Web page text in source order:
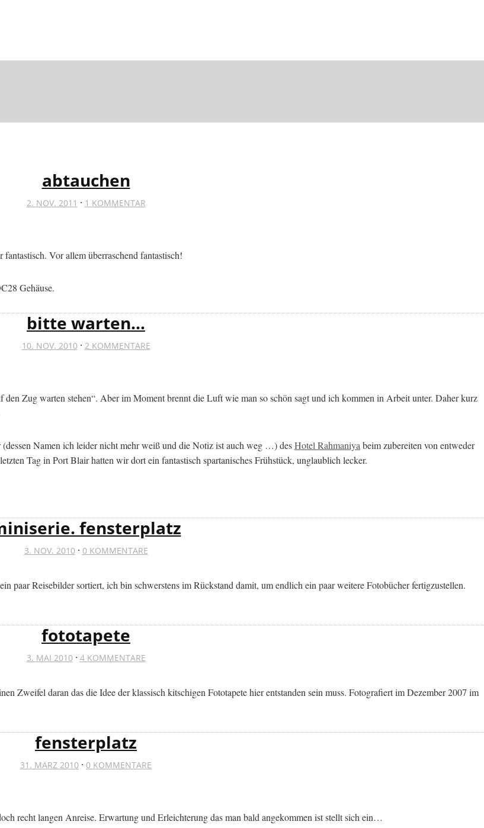
abtauchen
2. NOV. 2011 · 1 KOMMENTAR
Vor allem überraschend fantastisch!
Gehäuse.
bitte warten…
10. NOV. 2010· 2 KOMMENTARE
Zug warten stehen“. Aber im Moment brennt die Luft wie man so schön sagt und ich kommen in Arbeit unter. Daher kurz
Namen ich leider nicht mehr weiß und die Notiz ist auch weg …) desHotel Rahmaniya beim zubereiten von entweder
Tag in Port Blair hatten wir dort ein fantastisch spartanisches Frühstück, unglaublich lecker.
fensterplatz
3. NOV. 2010· 0 KOMMENTARE
Reisebilder sortiert, ich bin schwerstens im Rückstand damit, um endlich ein paar weitere Fotobücher fertigzustellen.
fototapete
3. MAI 2010· 4 KOMMENTARE
Zweifel daran das die Idee der klassisch kitschigen Fototapete hier entstanden sein muss. Fotografiert im Dezember 2007 im
fensterplatz
31. MÄRZ 2010 · 0 KOMMENTARE
recht langen Anreise. Erwartung und Erleichterung das man bald angekommen ist stellt sich ein…